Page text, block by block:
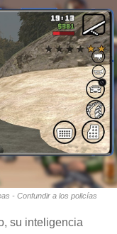
- Confundir a los policías
su inteligencia